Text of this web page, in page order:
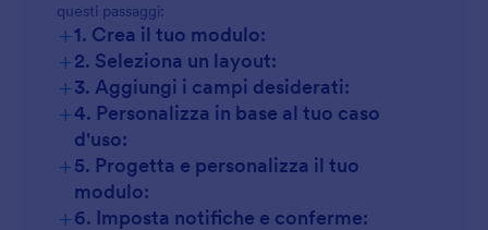
questi passaggi:
+1. Crea il tuo modulo:
+2. Seleziona un layout:
+3. Aggiungi i campi desiderati:
+4. Personalizza in base al tuo caso
d'uso:
+5. Progetta e personalizza il tuo
modulo:
+6. Imposta notifiche e conferme: